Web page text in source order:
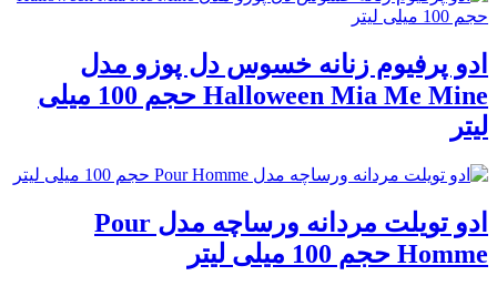
ادو پرفیوم زنانه خسوس دل پوزو مدل
Halloween Mia Me Mine حجم 100 میلی
لیتر
ادو تویلت مردانه ورساچه مدل Pour
Homme حجم 100 میلی لیتر